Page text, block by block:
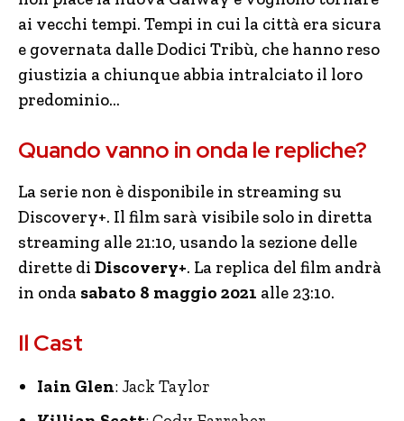
ai vecchi tempi. Tempi in cui la città era sicura
e governata dalle Dodici Tribù, che hanno reso
giustizia a chiunque abbia intralciato il loro
predominio…
Quando vanno in onda le repliche?
La serie non è disponibile in streaming su
Discovery+. Il film sarà visibile solo in diretta
streaming alle 21:10, usando la sezione delle
dirette di Discovery+. La replica del film andrà
in onda sabato 8 maggio 2021 alle 23:10.
Il Cast
Iain Glen: Jack Taylor